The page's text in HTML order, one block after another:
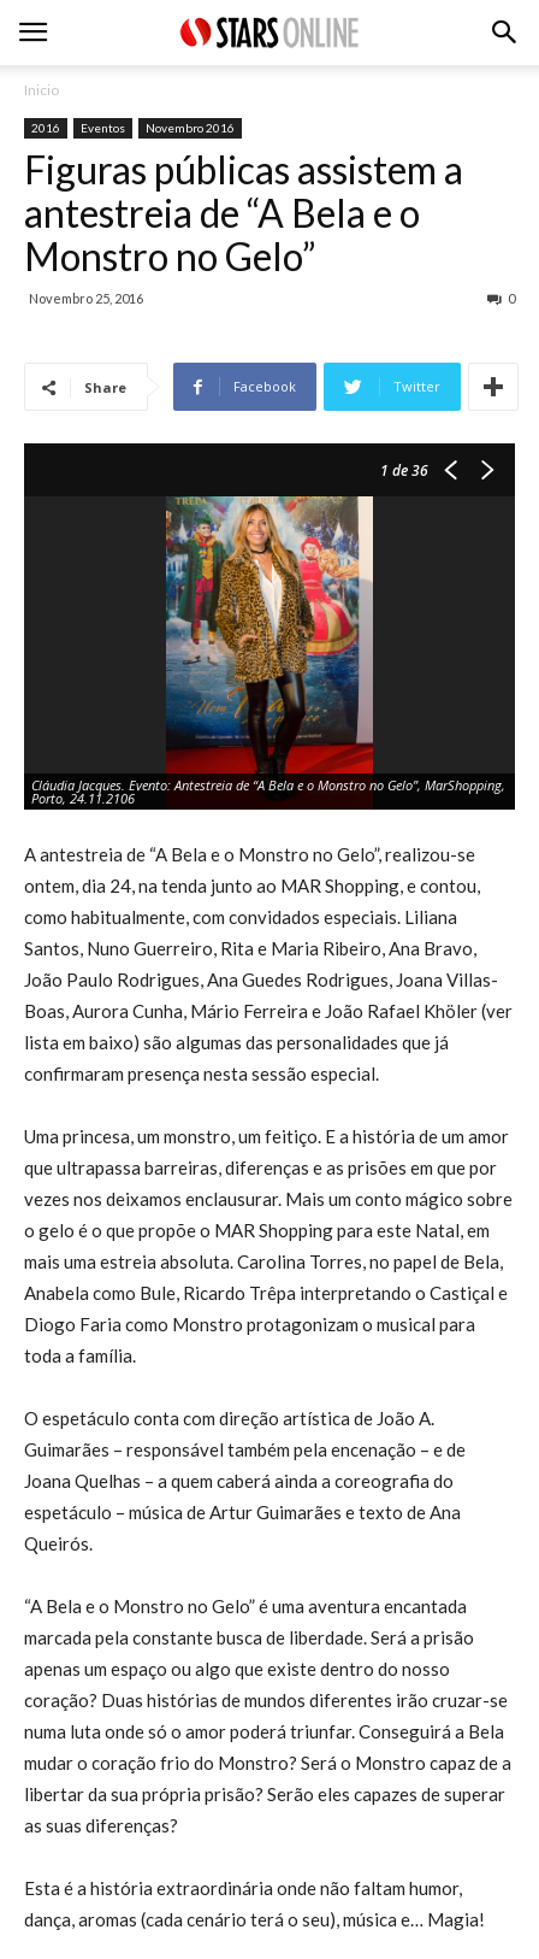
Inicio
2016 Eventos Novembro 2016
Figuras públicas assistem a
antestreia de “A Bela e o
Monstro no Gelo”
Novembro 25, 2016 0
Share Facebook Twitter
1 de 36
Cláudia Jacques. Evento: Antestreia de “A Bela e o Monstro no Gelo”, MarShopping,
Porto, 24.11.2106
A antestreia de “A Bela e o Monstro no Gelo”, realizou-se
ontem, dia 24, na tenda junto ao MAR Shopping, e contou,
como habitualmente, com convidados especiais. Liliana
Santos, Nuno Guerreiro, Rita e Maria Ribeiro, Ana Bravo,
João Paulo Rodrigues, Ana Guedes Rodrigues, Joana Villas-
Boas, Aurora Cunha, Mário Ferreira e João Rafael Khöler (ver
lista em baixo) são algumas das personalidades que já
confirmaram presença nesta sessão especial.
Uma princesa, um monstro, um feitiço. E a história de um amor
que ultrapassa barreiras, diferenças e as prisões em que por
vezes nos deixamos enclausurar. Mais um conto mágico sobre
o gelo é o que propõe o MAR Shopping para este Natal, em
mais uma estreia absoluta. Carolina Torres, no papel de Bela,
Anabela como Bule, Ricardo Trêpa interpretando o Castiçal e
Diogo Faria como Monstro protagonizam o musical para
toda a família.
O espetáculo conta com direção artística de João A.
Guimarães – responsável também pela encenação – e de
Joana Quelhas – a quem caberá ainda a coreografia do
espetáculo – música de Artur Guimarães e texto de Ana
Queirós.
“A Bela e o Monstro no Gelo” é uma aventura encantada
marcada pela constante busca de liberdade. Será a prisão
apenas um espaço ou algo que existe dentro do nosso
coração? Duas histórias de mundos diferentes irão cruzar-se
numa luta onde só o amor poderá triunfar. Conseguirá a Bela
mudar o coração frio do Monstro? Será o Monstro capaz de a
libertar da sua própria prisão? Serão eles capazes de superar
as suas diferenças?
Esta é a história extraordinária onde não faltam humor,
dança, aromas (cada cenário terá o seu), música e… Magia!